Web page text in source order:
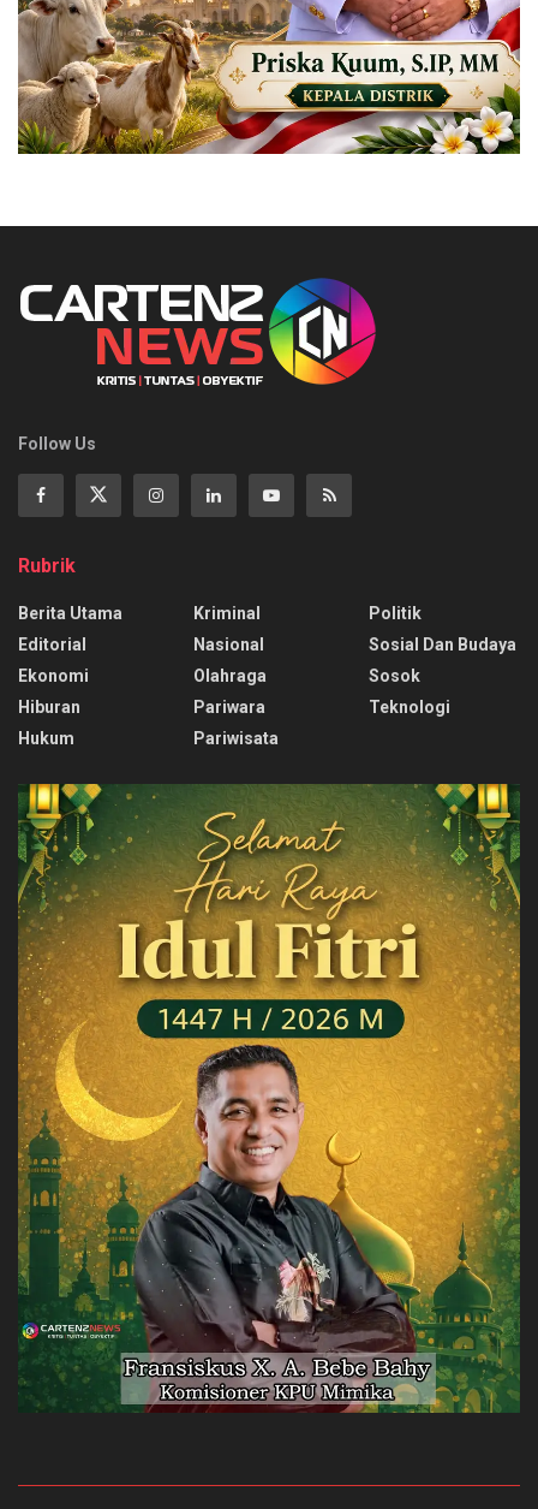
Follow Us
Rubrik
Berita Utama
Editorial
Ekonomi
Hiburan
Hukum
Kriminal
Nasional
Olahraga
Pariwara
Pariwisata
Politik
Sosial Dan Budaya
Sosok
Teknologi